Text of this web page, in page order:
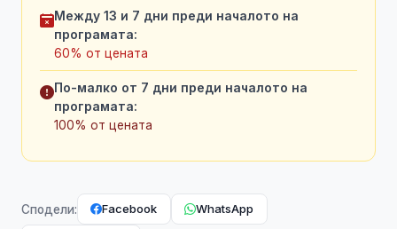
Между 13 и 7 дни преди началото на
програмата:
60% от цената
По-малко от 7 дни преди началото на
програмата:
100% от цената
Сподели: Facebook WhatsApp